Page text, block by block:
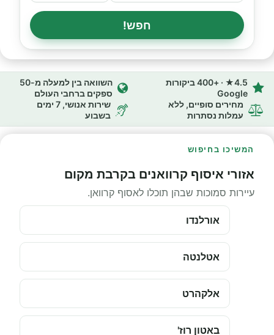
חפש!
4.5★ · +400 ביקורות
Google
השוואה בין למעלה מ-50
ספקים ברחבי העולם
מחירים סופיים, ללא
עמלות נסתרות
שירות אנושי, 7 ימים
בשבוע
המשיכו בחיפוש
אזורי איסוף קרוואנים בקרבת מקום
עיירות סמוכות שבהן תוכלו לאסוף קרוואן.
אורלנדו
אטלנטה
אלקהרט
באטון רוז'